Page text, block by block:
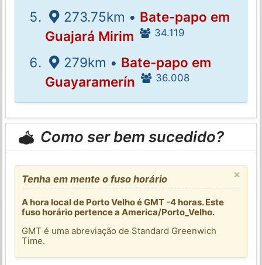
273.75km • Bate-papo em
Guajará Mirim
34.119
279km • Bate-papo em
Guayaramerín
36.008
Como ser bem sucedido?
×
Tenha em mente o fuso horário
A hora local de Porto Velho é GMT -4 horas. Este
fuso horário pertence a America/Porto_Velho.
GMT é uma abreviação de Standard Greenwich
Time.